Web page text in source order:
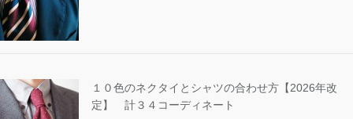
１０色のネクタイとシャツの合わせ方【2026年改
定】 計３４コーディネート